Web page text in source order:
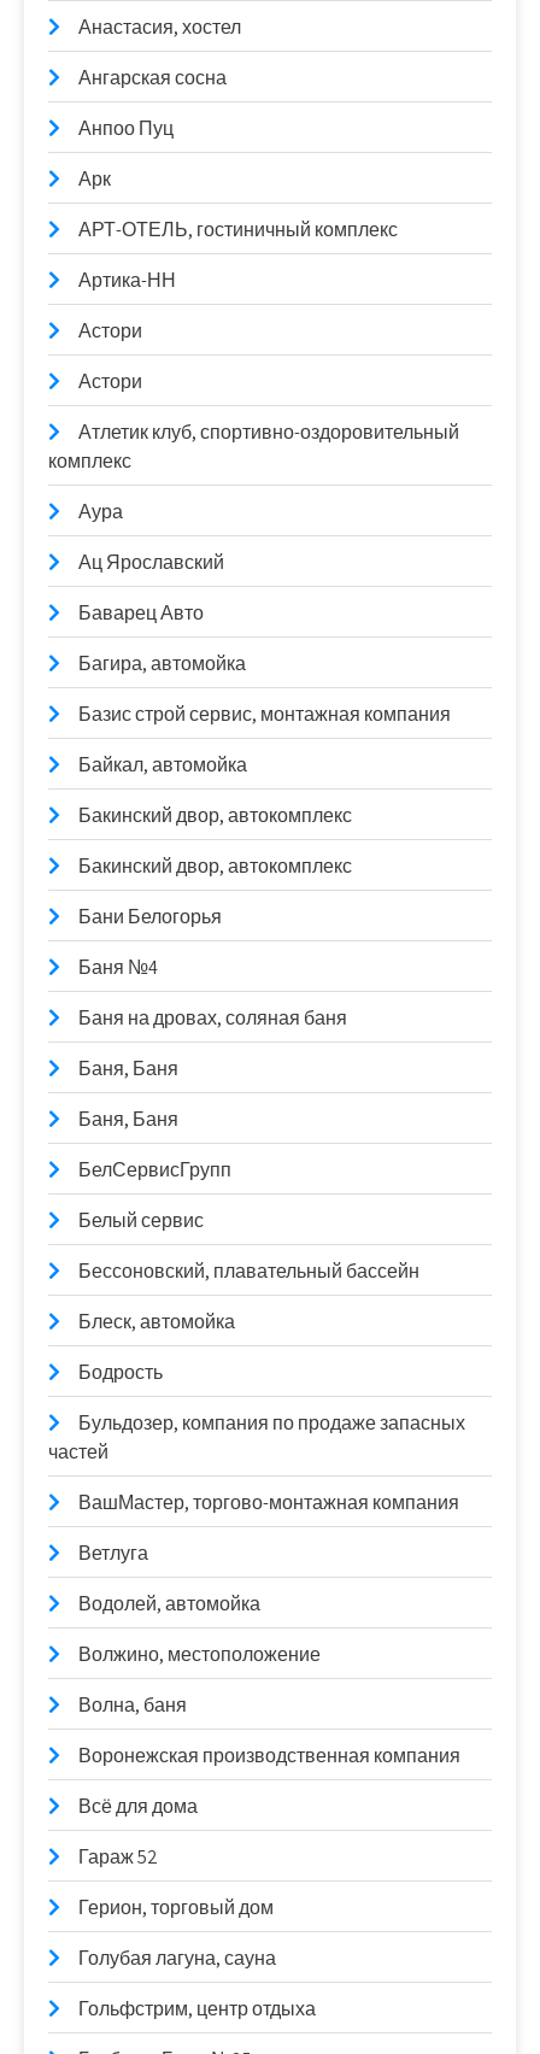
Анастасия, хостел
Ангарская сосна
Анпоо Пуц
Арк
АРТ-ОТЕЛЬ, гостиничный комплекс
Артика-НН
Астори
Астори
Атлетик клуб, спортивно-оздоровительный
комплекс
Аура
Ац Ярославский
Баварец Авто
Багира, автомойка
Базис строй сервис, монтажная компания
Байкал, автомойка
Бакинский двор, автокомплекс
Бакинский двор, автокомплекс
Бани Белогорья
Баня №4
Баня на дровах, соляная баня
Баня, Баня
Баня, Баня
БелСервисГрупп
Белый сервис
Бессоновский, плавательный бассейн
Блеск, автомойка
Бодрость
Бульдозер, компания по продаже запасных
частей
ВашМастер, торгово-монтажная компания
Ветлуга
Водолей, автомойка
Волжино, местоположение
Волна, баня
Воронежская производственная компания
Всё для дома
Гараж 52
Герион, торговый дом
Голубая лагуна, сауна
Гольфстрим, центр отдыха